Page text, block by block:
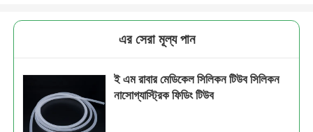
এর সেরা মূল্য পান
ই এম রাবার মেডিকেল সিলিকন টিউব সিলিকন
নাসোগ্যাস্ট্রিক ফিডিং টিউব